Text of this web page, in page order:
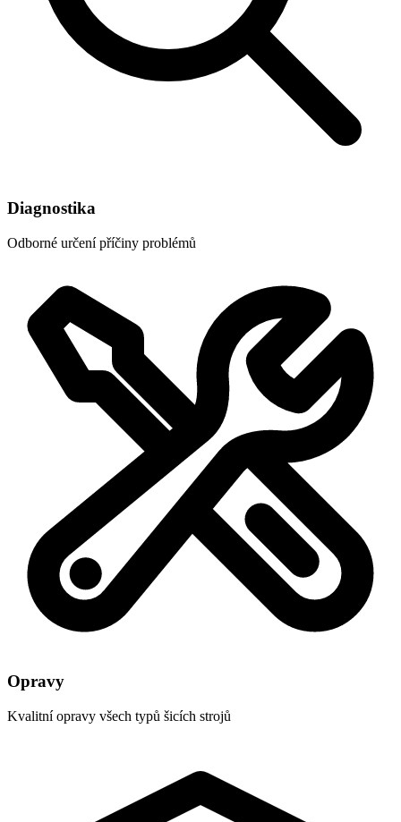
Diagnostika
Odborné určení příčiny problémů
Opravy
Kvalitní opravy všech typů šicích strojů